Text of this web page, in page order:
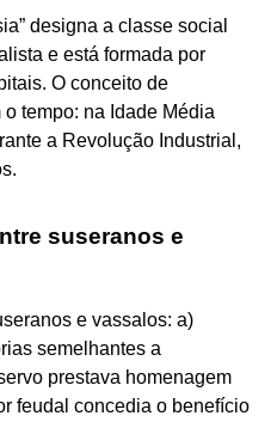
designa a classe social
e está formada por
O conceito de
tempo: na Idade Média
a Revolução Industrial,
suseranos e
e vassalos: a)
semelhantes a
prestava homenagem
feudal concedia o benefício